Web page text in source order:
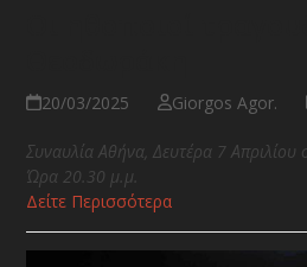
20/03/2025 Giorgos Agor.
Συναυλία Αθήνα, Δευτέρα 7
Ώρα 20.30 μ.μ.
Δείτε Περισσότερα